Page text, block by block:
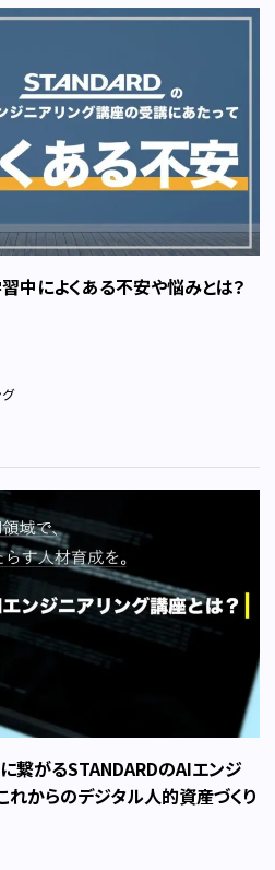
中によくある不安や悩みとは？
繋がるSTANDARDのAIエンジ
れからのデジタル人的資産づくり